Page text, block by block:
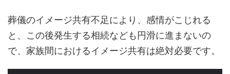
葬儀のイメージ共有不足により、感情がこじれる
と、この後発生する相続なども円滑に進まないの
で、家族間におけるイメージ共有は絶対必要です。